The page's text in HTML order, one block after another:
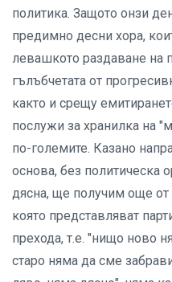
политика. Защото онзи
предимно десни хора,
левашкото раздаване на
гълъбчетата от
както и срещу
послужи за хранилка на
по-големите. Казано
основа, без политическа
дясна, ще получим още от
която представляват
прехода, т.е. "нищо ново
старо няма да сме